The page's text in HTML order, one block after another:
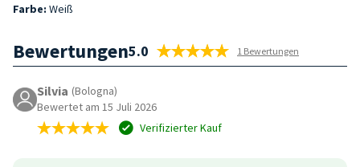
Farbe: Weiß
Bewertungen5.0 1 Bewertungen
Silvia (Bologna)
Bewertet am 15 Juli 2026
Verifizierter Kauf